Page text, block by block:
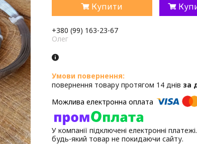
Купити
+380 (99) 163-23-67
Олег
повернення товару протягом 14 днів за
У компанії підключені електронні
будь-який товар не покидаючи сайту.